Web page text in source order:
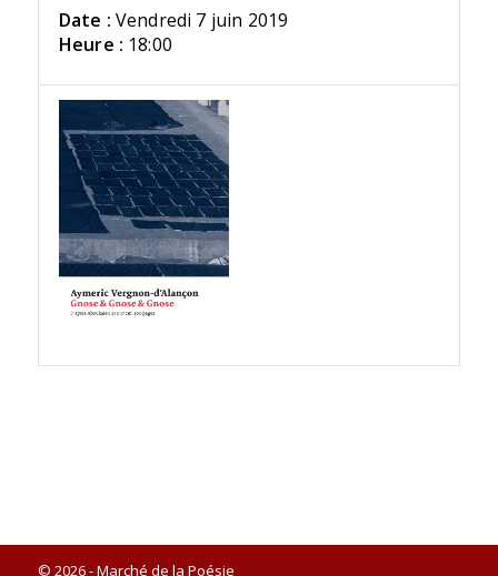
Date : Vendredi 7 juin 2019
Heure : 18:00
© 2026 - Marché de la Poésie